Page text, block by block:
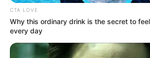
ΡΟΗ ΤΩΝ ΑΡΘΡΩΝ
CTA LOVE
Why this ordinary drink is the secret to
every day